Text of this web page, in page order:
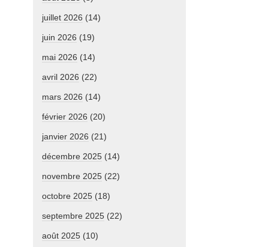
juillet 2026 (14)
juin 2026 (19)
mai 2026 (14)
avril 2026 (22)
mars 2026 (14)
février 2026 (20)
janvier 2026 (21)
décembre 2025 (14)
novembre 2025 (22)
octobre 2025 (18)
septembre 2025 (22)
août 2025 (10)